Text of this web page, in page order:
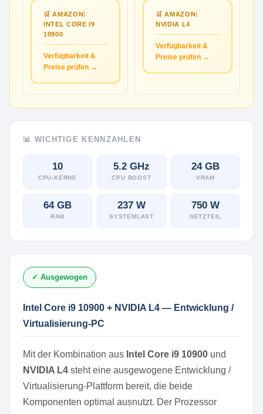
🛒 AMAZON:
INTEL CORE I9
10900
Verfügbarkeit &
Preise prüfen →
🛒 AMAZON:
NVIDIA L4
Verfügbarkeit &
Preise prüfen →
📊 WICHTIGE KENNZAHLEN
10
CPU-KERNE
5.2 GHz
CPU BOOST
24 GB
VRAM
64 GB
RAM
237 W
SYSTEMLAST
750 W
NETZTEIL
✓ Ausgewogen
Intel Core i9 10900 + NVIDIA L4 — Entwicklung /
Virtualisierung-PC
Mit der Kombination aus Intel Core i9 10900 und
NVIDIA L4 steht eine ausgewogene Entwicklung /
Virtualisierung-Plattform bereit, die beide
Komponenten optimal ausnutzt. Der Prozessor